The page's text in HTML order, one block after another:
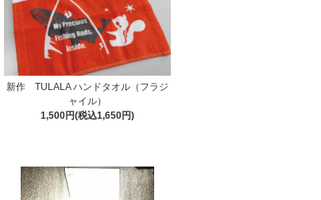
新作 TULALA ハンドタオル（フラジ
ャイル）
1,500円(税込1,650円)